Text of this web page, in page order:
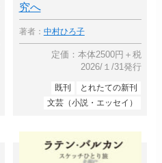
究へ
著者： 中村ひろ子
定価：本体2500円＋税
2026/１/31発行
既刊
とれたての新刊
文芸（小説・エッセイ）